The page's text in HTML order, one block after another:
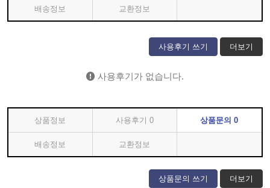
배송정보 교환정보
사용후기 쓰기 더보기
사용후기가 없습니다.
상품정보 사용후기 0 상품문의0
배송정보 교환정보
상품문의 쓰기 더보기